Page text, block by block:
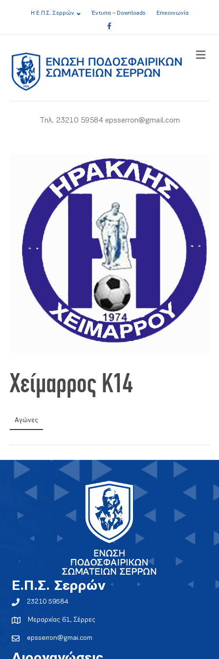
Η Ε.Π.Σ. Σερρών Έντυπα – Downloads
Επικοινωνία
Facebook
Τηλ. 23210 59584 epsserron@gmail.com
Χείμαρρος Κ14
Αγώνες
E.Π.Σ. Σερρών
23210 59584
Μεραρχίας 61, Σέρρες
epsserron@gmai.com